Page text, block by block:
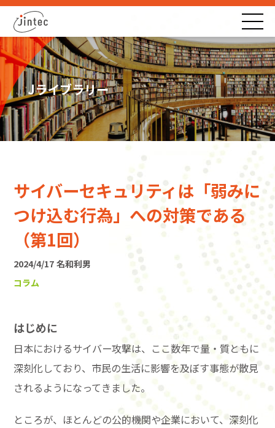
Jライブラリー
サイバーセキュリティは「弱みに
つけ込む行為」への対策である
（第1回）
2024/4/17 名和利男
コラム
はじめに
日本におけるサイバー攻撃は、ここ数年で量・質ともに
深刻化しており、市民の生活に影響を及ぼす事態が散見
されるようになってきました。
ところが、ほとんどの公的機関や企業において、深刻化